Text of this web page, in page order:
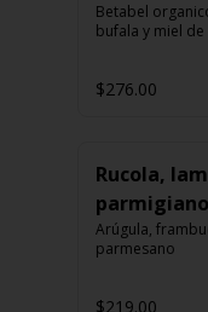
Betabel
bufala y miel de
$276.00
Rucola,
parmigiano
Arúgula,
parmesano
$219.00